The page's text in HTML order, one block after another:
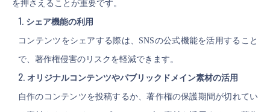
を押さえることが重要です。
シェア機能の利用
コンテンツをシェアする際は、SNSの公式機能を活用すること
で、著作権侵害のリスクを軽減できます。
オリジナルコンテンツやパブリックドメイン素材の活用
自作のコンテンツを投稿するか、著作権の保護期間が切れてい